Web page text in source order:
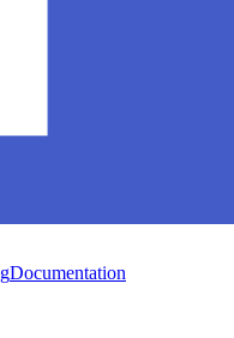
Documentation